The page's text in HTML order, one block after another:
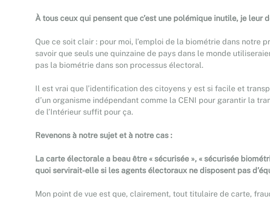
À tous ceux qui pensent que c’est une polémique inutile, je leur
Que ce soit clair : pour moi, l’emploi de la biométrie dans
savoir que seuls une quinzaine de pays dans le monde
pas la biométrie dans son processus électoral.
Il est vrai que l’identification des citoyens y est si facile et
d’un organisme indépendant comme la CENI pour garantir la
de l’Intérieur suffit pour ça.
Revenons à notre sujet et à notre cas :
La carte électorale a beau être « sécurisée », « sécurisée
quoi servirait-elle si les agents électoraux ne disposent pas
Mon point de vue est que, clairement, tout titulaire de carte,